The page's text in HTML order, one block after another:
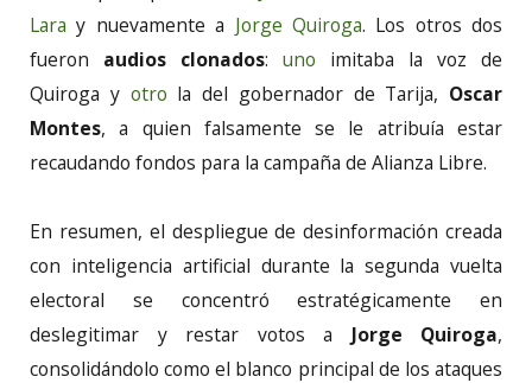
Lara y nuevamente a Jorge Quiroga. Los otros dos
fueron audios clonados: uno imitaba la voz de
Quiroga y otro la del gobernador de Tarija, Oscar
Montes, a quien falsamente se le atribuía estar
recaudando fondos para la campaña de Alianza Libre.
En resumen, el despliegue de desinformación creada
con inteligencia artificial durante la segunda vuelta
electoral se concentró estratégicamente en
deslegitimar y restar votos a Jorge Quiroga,
consolidándolo como el blanco principal de los ataques